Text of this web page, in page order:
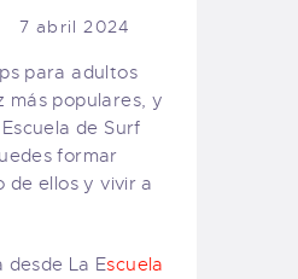
7 abril 2024
para adultos
más populares, y
de Surf
formar
de ellos y vivir a
desde La Escuela